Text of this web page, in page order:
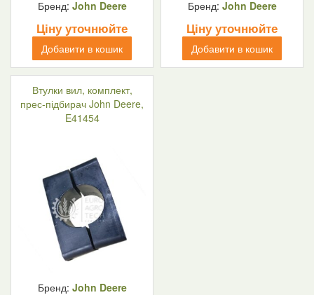
Бренд: John Deere
Ціну уточнюйте
Добавити в кошик
Бренд: John Deere
Ціну уточнюйте
Добавити в кошик
Втулки вил, комплект,
прес-підбирач John Deere,
E41454
Бренд: John Deere